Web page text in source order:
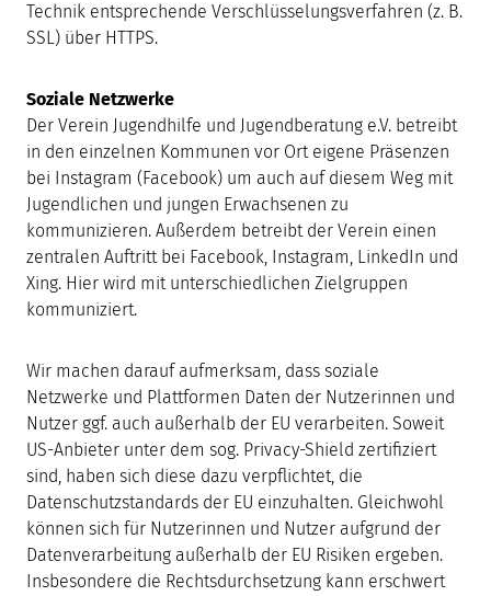
Technik entsprechende Verschlüsselungsverfahren (z. B.
SSL) über HTTPS.
Soziale Netzwerke
Der Verein Jugendhilfe und Jugendberatung e.V. betreibt
in den einzelnen Kommunen vor Ort eigene Präsenzen
bei Instagram (Facebook) um auch auf diesem Weg mit
Jugendlichen und jungen Erwachsenen zu
kommunizieren. Außerdem betreibt der Verein einen
zentralen Auftritt bei Facebook, Instagram, LinkedIn und
Xing. Hier wird mit unterschiedlichen Zielgruppen
kommuniziert.
Wir machen darauf aufmerksam, dass soziale
Netzwerke und Plattformen Daten der Nutzerinnen und
Nutzer ggf. auch außerhalb der EU verarbeiten. Soweit
US-Anbieter unter dem sog. Privacy-Shield zertifiziert
sind, haben sich diese dazu verpflichtet, die
Datenschutzstandards der EU einzuhalten. Gleichwohl
können sich für Nutzerinnen und Nutzer aufgrund der
Datenverarbeitung außerhalb der EU Risiken ergeben.
Insbesondere die Rechtsdurchsetzung kann erschwert